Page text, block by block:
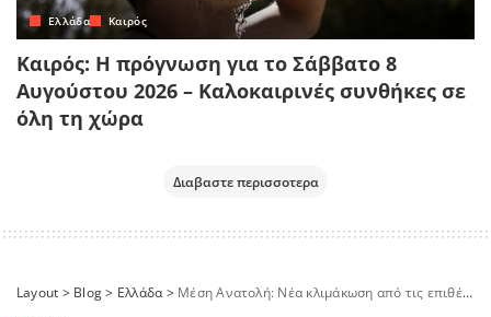
Ελλάδα Καιρός
Καιρός: Η πρόγνωση για το Σάββατο 8
Αυγούστου 2026 – Καλοκαιρινές συνθήκες σε
όλη τη χώρα
Διαβαστε περισσοτερα
Layout > Blog> Ελλάδα> Μέση Ανατολή: Νέα κλιμάκωση από τις επιθέσεις που διέταξε ο Τραμπ στην Υεμένη – Τουλάχιστον 31 νεκροί